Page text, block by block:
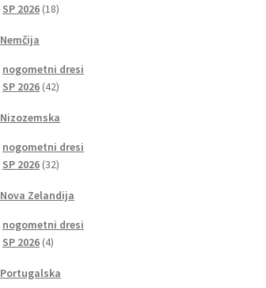
SP 2026 1818
Nemčija
nogometni dresi
SP 2026 4242
Nizozemska
nogometni dresi
SP 2026 3232
Nova Zelandija
nogometni dresi
SP 2026 44
Portugalska